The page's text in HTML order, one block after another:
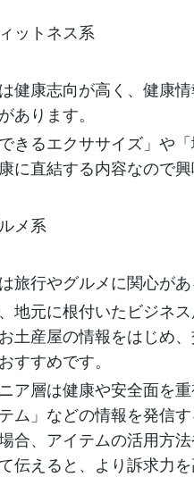
ットネス系
健康志向が高く、健康
あります。
できるエクササイズ」や
に直結する内容なので
メ系
旅行やグルメに関心があ
地元に根付いたビジネ
土産屋の情報をはじめ
すすめです。
ア層は健康や安全面を
ム」などの情報を発信
合、アイテムの活用方
伝えると、より訴求力を